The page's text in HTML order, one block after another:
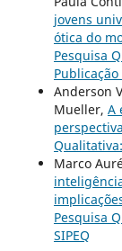
jovens
ótica do
Pesquisa
Anderson
Mueller, A
Qualitativa:
Marco
Pesquisa
SIPEQ